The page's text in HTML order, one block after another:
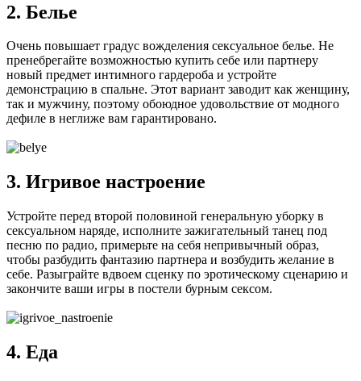
2. Белье
Очень повышает градус вожделения сексуальное белье. Не
пренебрегайте возможностью купить себе или партнеру
новый предмет интимного гардероба и устройте
демонстрацию в спальне. Этот вариант заводит как женщину,
так и мужчину, поэтому обоюдное удовольствие от модного
дефиле в неглиже вам гарантировано.
3. Игривое настроение
Устройте перед второй половиной генеральную уборку в
сексуальном наряде, исполните зажигательный танец под
песню по радио, примерьте на себя непривычный образ,
чтобы разбудить фантазию партнера и возбудить желание в
себе. Разыграйте вдвоем сценку по эротическому сценарию и
закончите ваши игры в постели бурным сексом.
4. Еда